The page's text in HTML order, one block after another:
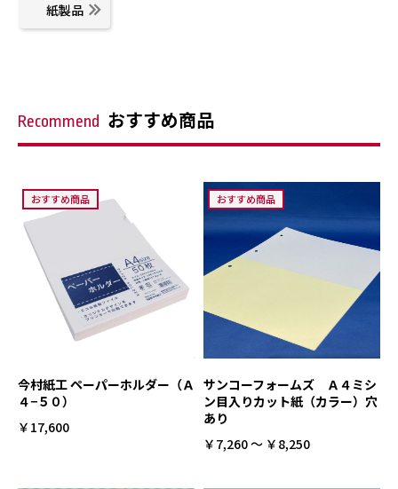
紙製品
Recommend おすすめ商品
おすすめ商品
今村紙工 ペーパーホルダー（Ａ
４−５０）
￥17,600
おすすめ商品
サンコーフォームズ Ａ４ミシ
ン目入りカット紙（カラー）穴
あり
￥7,260 ～ ￥8,250